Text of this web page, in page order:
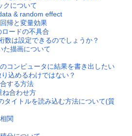
クについて
& random effect
帰と変量効果
ードの不具合
数は設定できるのでしょうか？
た描画について
コンピュータに結果を書き出したい
込めるわけではない？
する方法
ね合わせ方
タイトルを読み込む方法について(質
関